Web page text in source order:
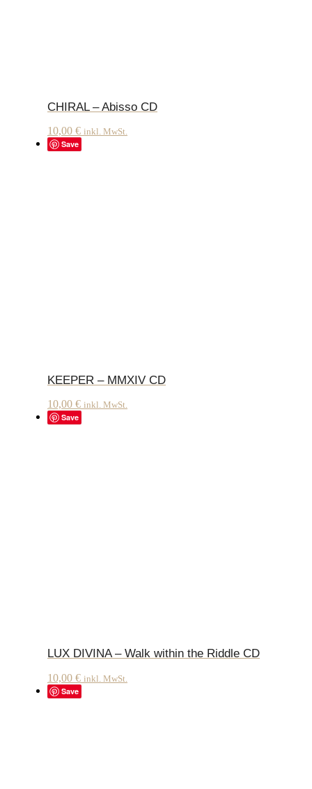
CHIRAL – Abisso CD
10,00 € inkl. MwSt.
Save
KEEPER – MMXIV CD
10,00 € inkl. MwSt.
Save
LUX DIVINA – Walk within the Riddle CD
10,00 € inkl. MwSt.
Save